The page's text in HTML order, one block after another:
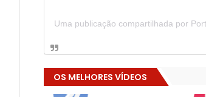
OS MELHORES VÍDEOS